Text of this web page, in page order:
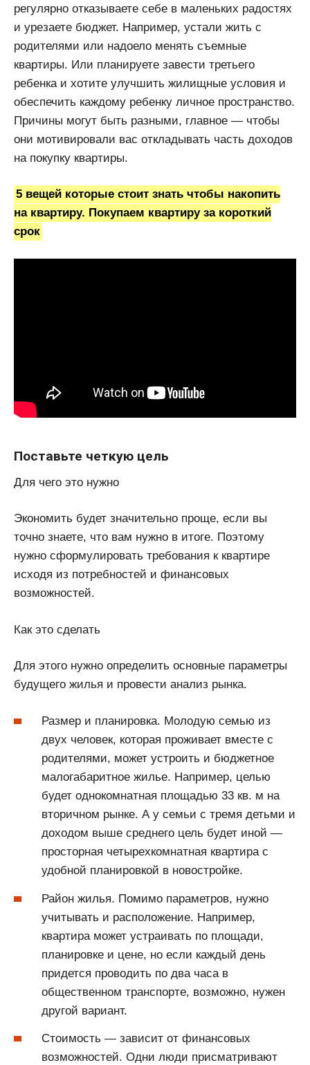
регулярно отказываете себе в маленьких радостях
и урезаете бюджет. Например, устали жить с
родителями или надоело менять съемные
квартиры. Или планируете завести третьего
ребенка и хотите улучшить жилищные условия и
обеспечить каждому ребенку личное пространство.
Причины могут быть разными, главное — чтобы
они мотивировали вас откладывать часть доходов
на покупку квартиры.
5 вещей которые стоит знать чтобы накопить
на квартиру. Покупаем квартиру за короткий
срок
Поставьте четкую цель
Для чего это нужно
Экономить будет значительно проще, если вы
точно знаете, что вам нужно в итоге. Поэтому
нужно сформулировать требования к квартире
исходя из потребностей и финансовых
возможностей.
Как это сделать
Для этого нужно определить основные параметры
будущего жилья и провести анализ рынка.
Размер и планировка. Молодую семью из
двух человек, которая проживает вместе с
родителями, может устроить и бюджетное
малогабаритное жилье. Например, целью
будет однокомнатная площадью 33 кв. м на
вторичном рынке. А у семьи с тремя детьми и
доходом выше среднего цель будет иной —
просторная четырехкомнатная квартира с
удобной планировкой в новостройке.
Район жилья. Помимо параметров, нужно
учитывать и расположение. Например,
квартира может устраивать по площади,
планировке и цене, но если каждый день
придется проводить по два часа в
общественном транспорте, возможно, нужен
другой вариант.
Стоимость — зависит от финансовых
возможностей. Одни люди присматривают